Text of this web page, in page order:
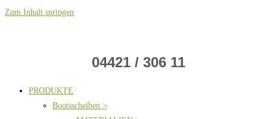
Zum Inhalt springen
04421 / 306 11
PRODUKTE
Bootsscheiben >